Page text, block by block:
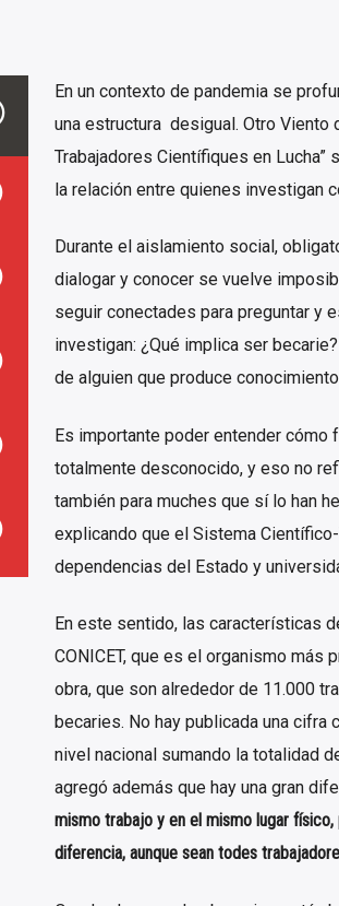
En un contexto de pandemia se
una estructura desigual. Otro Viento
Trabajadores Científiques en
la relación entre quienes investigan
Durante el aislamiento social,
dialogar y conocer se vuelve
seguir conectades para preguntar y
investigan: ¿Qué implica ser
de alguien que produce
Es importante poder entender cómo
totalmente desconocido, y eso no
también para muches que sí lo han
explicando que el Sistema
dependencias del Estado y
En este sentido, las características
CONICET, que es el organismo
obra, que son alrededor de 11.000
becaries. No hay publicada una cifra
nivel nacional sumando la totalidad
agregó además que hay una gran
mismo trabajo y en el mismo lugar
diferencia, aunque sean todes